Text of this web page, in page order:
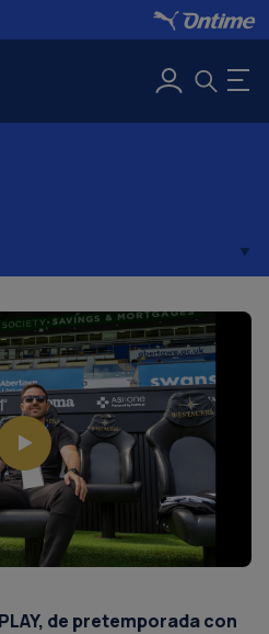
de pretemporada con